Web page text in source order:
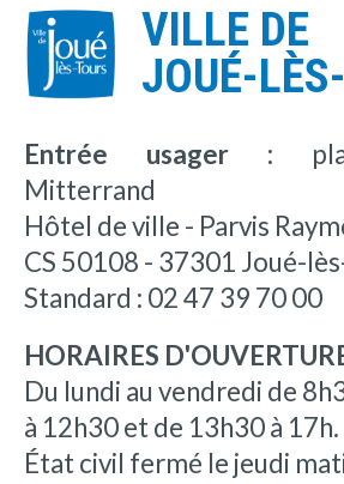
VILLE DE
JOUÉ-
Entrée usager :
Mitterrand
Hôtel de ville - Parvis
CS 50108 - 37301 Joué-
Standard : 02 47 39 70 00
HORAIRES
Du lundi au vendredi de
à 12h30 et de 13h30 à 17h.
État civil fermé le jeudi